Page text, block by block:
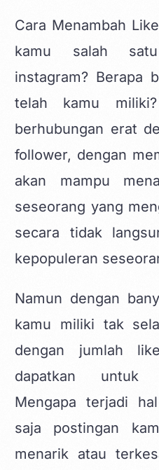
Cara Menambah
kamu salah
instagram? Berapa
telah kamu
berhubungan erat
follower, dengan
akan mampu
seseorang yang
secara tidak
kepopuleran
Namun dengan
kamu miliki tak
dengan jumlah
dapatkan untuk
Mengapa terjadi
saja postingan
menarik atau